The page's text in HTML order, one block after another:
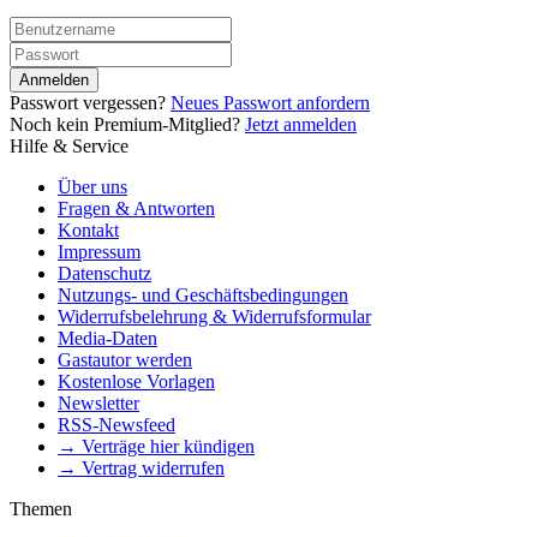
Anmelden
Passwort vergessen? Neues Passwort anfordern
Noch kein Premium-Mitglied? Jetzt anmelden
Hilfe & Service
Über uns
Fragen & Antworten
Kontakt
Impressum
Datenschutz
Nutzungs- und Geschäftsbedingungen
Widerrufsbelehrung & Widerrufsformular
Media-Daten
Gastautor werden
Kostenlose Vorlagen
Newsletter
RSS-Newsfeed
→ Verträge hier kündigen
→ Vertrag widerrufen
Themen